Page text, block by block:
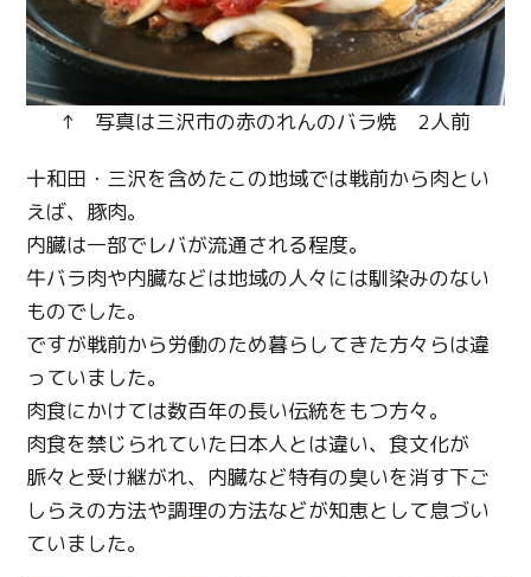
↑ 写真は三沢市の赤のれんのバラ焼 2人前
十和田・三沢を含めたこの地域では戦前から肉とい
えば、豚肉。
内臓は一部でレバが流通される程度。
牛バラ肉や内臓などは地域の人々には馴染みのない
ものでした。
ですが戦前から労働のため暮らしてきた方々らは違
っていました。
肉食にかけては数百年の長い伝統をもつ方々。
肉食を禁じられていた日本人とは違い、食文化が
脈々と受け継がれ、内臓など特有の臭いを消す下ご
しらえの方法や調理の方法などが知恵として息づい
ていました。
Copy URL